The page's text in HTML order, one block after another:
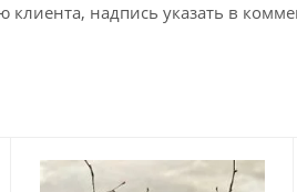
надпись указать в